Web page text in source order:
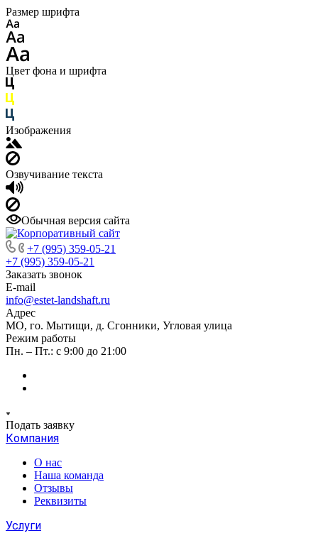
Размер шрифта
Цвет фона и шрифта
Изображения
Озвучивание текста
Обычная версия сайта
+7 (995) 359-05-21
+7 (995) 359-05-21
Заказать звонок
E-mail
info@estet-landshaft.ru
Адрес
МО, го. Мытищи, д. Сгонники, Угловая улица
Режим работы
Пн. – Пт.: с 9:00 до 21:00
Подать заявку
Компания
О нас
Наша команда
Отзывы
Реквизиты
Услуги